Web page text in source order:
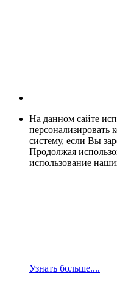
На данном сайте
персонализировать
систему, если Вы
Продолжая
использование
Узнать больше....